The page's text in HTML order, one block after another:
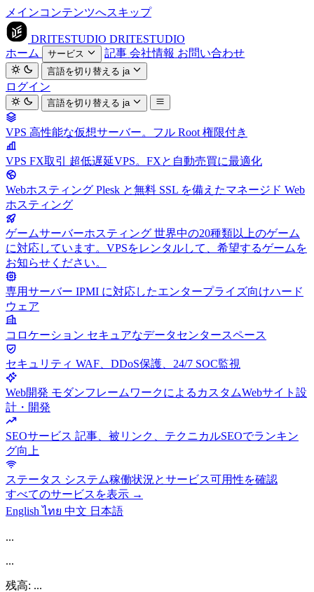
メインコンテンツへスキップ
DRITESTUDIO DRITESTUDIO
ホーム
サービス 記事 会社情報 お問い合わせ
言語を切り替える ja
ログイン
言語を切り替える ja
VPS 高性能な仮想サーバー。フル Root 権限付き
VPS FX取引 超低遅延VPS。FXと自動売買に最適化
Webホスティング Plesk と無料 SSL を備えたマネージド Web
ホスティング
ゲームサーバーホスティング 世界中の20種類以上のゲーム
に対応しています。VPSをレンタルして、希望するゲームを
お知らせください。
専用サーバー IPMI に対応したエンタープライズ向けハード
ウェア
コロケーション セキュアなデータセンタースペース
セキュリティ WAF、DDoS保護、24/7 SOC監視
Web開発 モダンフレームワークによるカスタムWebサイト設
計・開発
SEOサービス 記事、被リンク、テクニカルSEOでランキン
グ向上
ステータス システム稼働状況とサービス可用性を確認
すべてのサービスを表示 →
Englishไทย 中文 日本語
...
...
残高: ...